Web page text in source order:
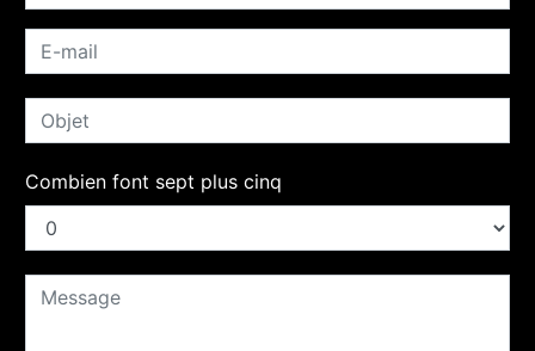
Combien font sept plus cinq